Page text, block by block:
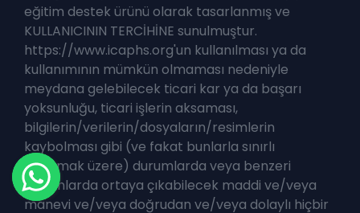
eğitim destek ürünü olarak tasarlanmış ve
KULLANICININ TERCİHİNE sunulmuştur.
https://www.icaphs.org'un kullanılması ya da
kullanımının mümkün olmaması nedeniyle
meydana gelebilecek ticari kar ya da başarı
yoksunluğu, ticari işlerin aksaması,
bilgilerin/verilerin/dosyaların/resimlerin
kaybolması gibi (ve fakat bunlarla sınırlı
olmamak üzere) durumlarda veya benzeri
durumlarda ortaya çıkabilecek maddi ve/veya
manevi ve/veya doğrudan ve/veya dolaylı hiçbir